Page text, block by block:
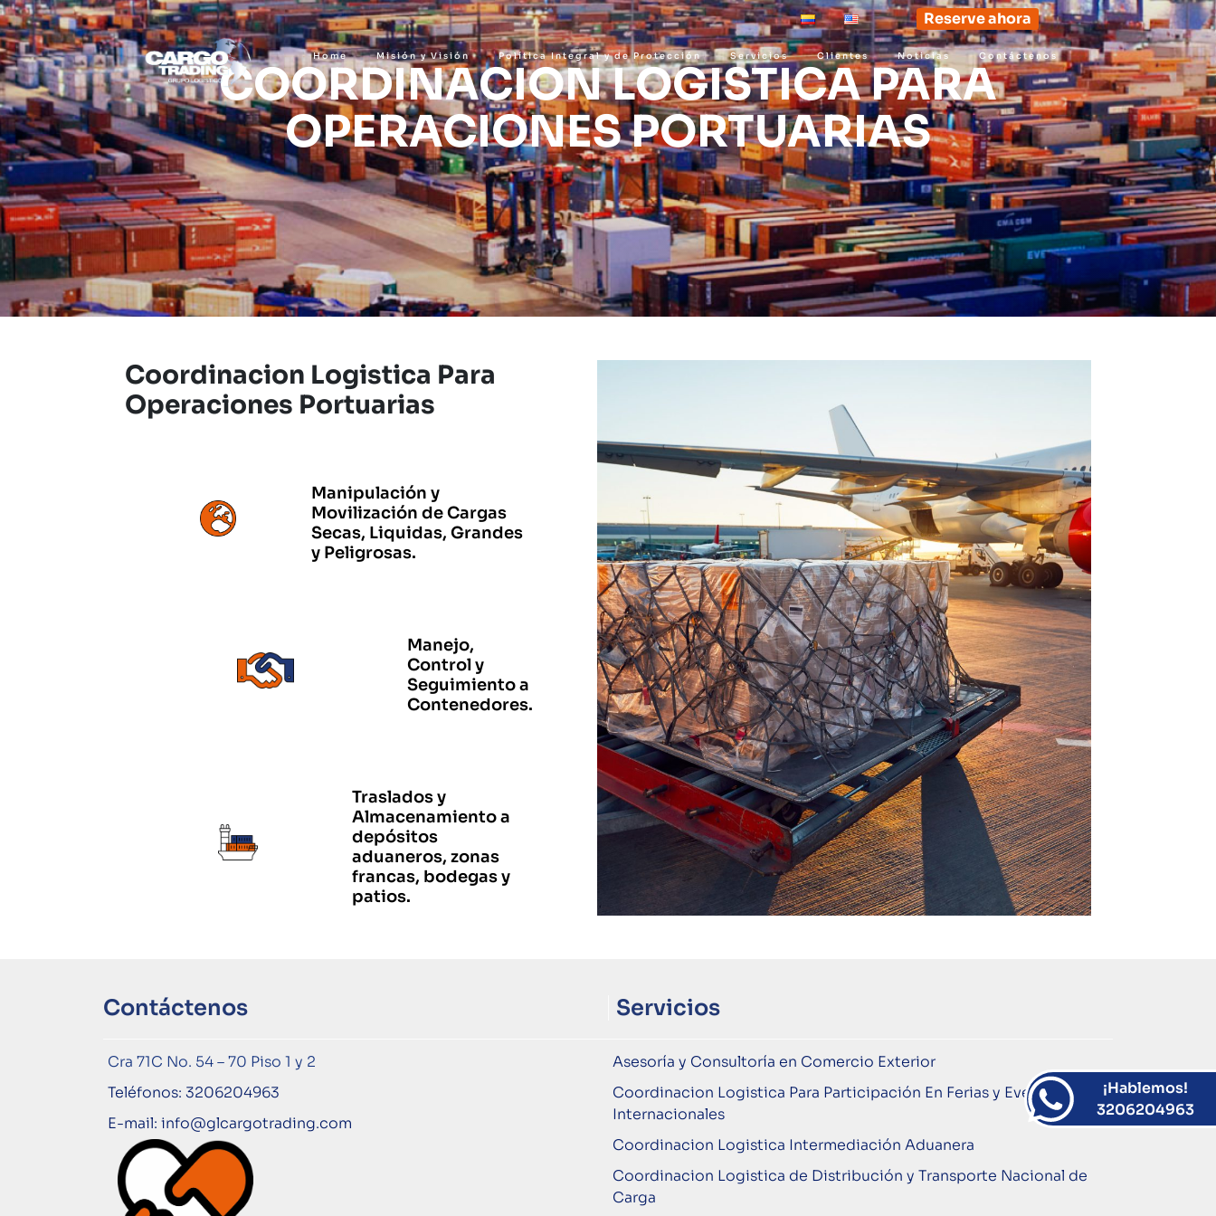
Home Misión y Visión Política Integral y de Protección Servicios Clientes Noticias Contáctenos
Reserve ahora
COORDINACION LOGISTICA PARA
OPERACIONES PORTUARIAS
Coordinacion Logistica Para
Operaciones Portuarias
Manipulación y
Movilización de Cargas
Secas, Liquidas, Grandes
y Peligrosas.
Manejo,
Control y
Seguimiento a
Contenedores.
Traslados y
Almacenamiento a
depósitos
aduaneros, zonas
francas, bodegas y
patios.
¡Hablemos!
3206204963
Contáctenos
Cra 71C No. 54 – 70 Piso 1 y 2
Teléfonos: 3206204963
E-mail: info@glcargotrading.com
Servicios
Asesoría y Consultoría en Comercio Exterior
Coordinacion Logistica Para Participación En Ferias y Eventos
Internacionales
Coordinacion Logistica Intermediación Aduanera
Coordinacion Logistica de Distribución y Transporte Nacional de
Carga